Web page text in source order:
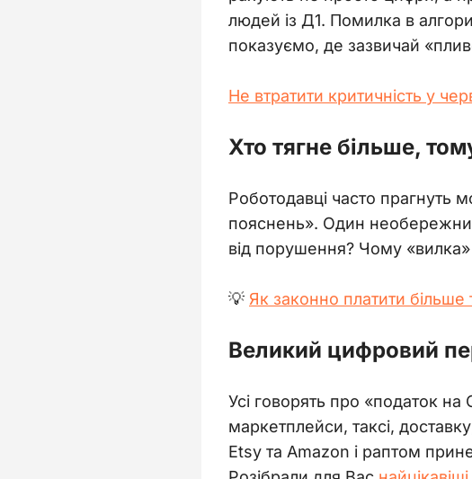
людей із Д1. Помилка в
показуємо, де зазвичай
Не втратити критичність у
Хто тягне більше,
Роботодавці часто прагнуть
пояснень». Один необережний
від порушення? Чому
💡 Як законно платити
Великий цифровий
Усі говорять про «податок
маркетплейси, таксі,
Etsy та Amazon і раптом